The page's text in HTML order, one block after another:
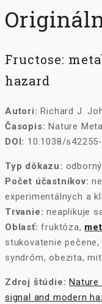
Fructose:
hazard
Autori: Richard J.
Časopis: Nature
DOI: 10.1038/
Typ dôkazu:
Počet účastníkov:
experimentálnych a
Trvanie: neaplikuje
Oblasť: fruktóza,
stukovatenie pečene,
syndróm, obezita,
Zdroj štúdie:
signal and modern